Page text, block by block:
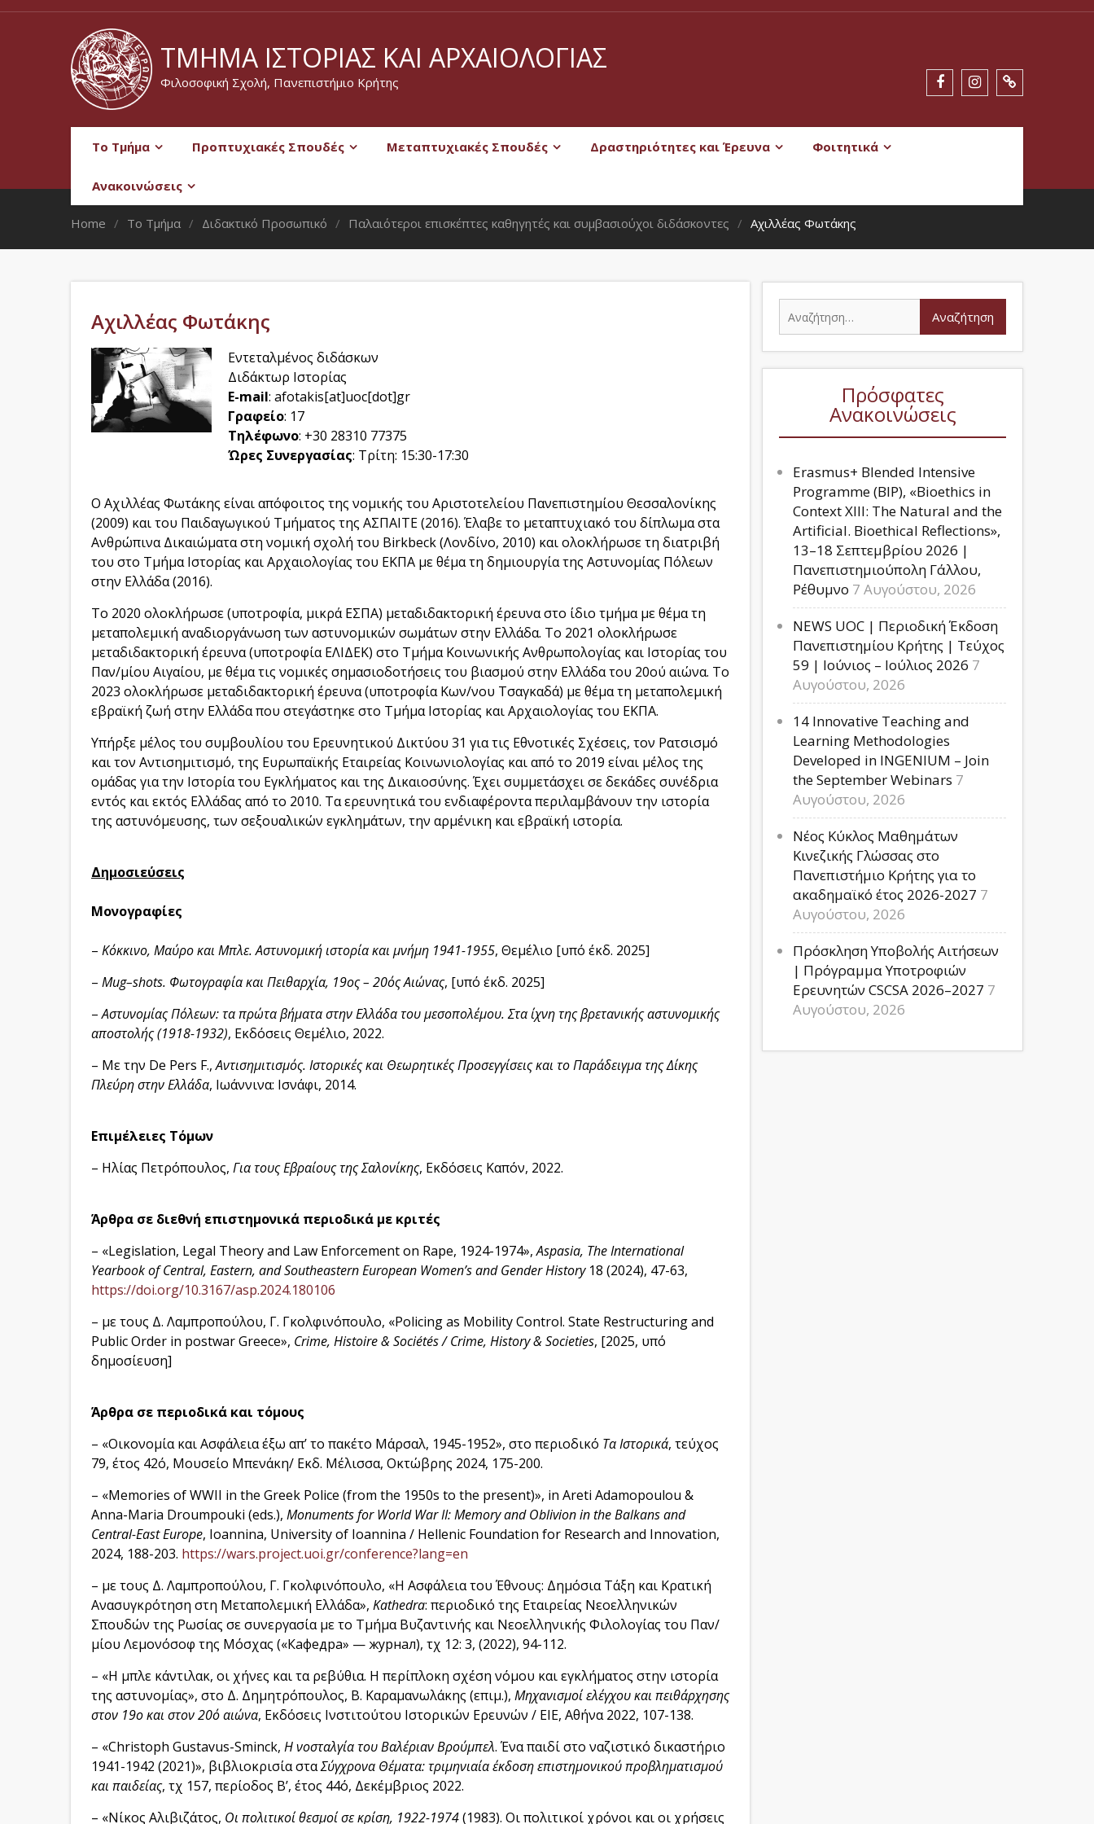
ΤΜΉΜΑ ΙΣΤΟΡΊΑΣ ΚΑΙ ΑΡΧΑΙΟΛΟΓΊΑΣ
Φιλοσοφική Σχολή, Πανεπιστήμιο Κρήτης
Το Τμήμα Προπτυχιακές Σπουδές Μεταπτυχιακές Σπουδές Δραστηριότητες και Έρευνα Φοιτητικά
Ανακοινώσεις
Home Το Τμήμα Διδακτικό Προσωπικό Παλαιότεροι επισκέπτες καθηγητές και συμβασιούχοι διδάσκοντες Αχιλλέας Φωτάκης
Αχιλλέας Φωτάκης
Εντεταλμένος διδάσκων
Διδάκτωρ Ιστορίας
E-mail: afotakis[at]uoc[dot]gr
Γραφείο: 17
Τηλέφωνο: +30 28310 77375
Ώρες Συνεργασίας: Τρίτη: 15:30-17:30
Ο Αχιλλέας Φωτάκης είναι απόφοιτος της νομικής του Αριστοτελείου Πανεπιστημίου Θεσσαλονίκης
(2009) και του Παιδαγωγικού Τμήματος της ΑΣΠΑΙΤΕ (2016). Έλαβε το μεταπτυχιακό του δίπλωμα στα
Ανθρώπινα Δικαιώματα στη νομική σχολή του Birkbeck (Λονδίνο, 2010) και ολοκλήρωσε τη διατριβή
του στο Τμήμα Ιστορίας και Αρχαιολογίας του ΕΚΠΑ με θέμα τη δημιουργία της Αστυνομίας Πόλεων
στην Ελλάδα (2016).
Το 2020 ολοκλήρωσε (υποτροφία, μικρά ΕΣΠΑ) μεταδιδακτορική έρευνα στο ίδιο τμήμα με θέμα τη
μεταπολεμική αναδιοργάνωση των αστυνομικών σωμάτων στην Ελλάδα. Το 2021 ολοκλήρωσε
μεταδιδακτορική έρευνα (υποτροφία ΕΛΙΔΕΚ) στο Τμήμα Κοινωνικής Ανθρωπολογίας και Ιστορίας του
Παν/μίου Αιγαίου, με θέμα τις νομικές σημασιοδοτήσεις του βιασμού στην Ελλάδα του 20ού αιώνα. Το
2023 ολοκλήρωσε μεταδιδακτορική έρευνα (υποτροφία Κων/νου Τσαγκαδά) με θέμα τη μεταπολεμική
εβραϊκή ζωή στην Ελλάδα που στεγάστηκε στο Τμήμα Ιστορίας και Αρχαιολογίας του ΕΚΠΑ.
Υπήρξε μέλος του συμβουλίου του Ερευνητικού Δικτύου 31 για τις Εθνοτικές Σχέσεις, τον Ρατσισμό
και τον Αντισημιτισμό, της Ευρωπαϊκής Εταιρείας Κοινωνιολογίας και από το 2019 είναι μέλος της
ομάδας για την Ιστορία του Εγκλήματος και της Δικαιοσύνης. Έχει συμμετάσχει σε δεκάδες συνέδρια
εντός και εκτός Ελλάδας από το 2010. Τα ερευνητικά του ενδιαφέροντα περιλαμβάνουν την ιστορία
της αστυνόμευσης, των σεξουαλικών εγκλημάτων, την αρμένικη και εβραϊκή ιστορία.
Δημοσιεύσεις
Μονογραφίες
– Κόκκινο, Μαύρο και Μπλε. Αστυνομική ιστορία και μνήμη 1941-1955, Θεμέλιο [υπό έκδ. 2025]
– Mug–shots. Φωτογραφία και Πειθαρχία, 19ος – 20ός Αιώνας, [υπό έκδ. 2025]
–Αστυνομίας Πόλεων: τα πρώτα βήματα στην Ελλάδα του μεσοπολέμου. Στα ίχνη της βρετανικής αστυνομικής
αποστολής (1918-1932), Εκδόσεις Θεμέλιο, 2022.
– Με την De Pers F.,Αντισημιτισμός. Ιστορικές και Θεωρητικές Προσεγγίσεις και το Παράδειγμα της Δίκης
Πλεύρη στην Ελλάδα, Ιωάννινα: Ισνάφι, 2014.
Επιμέλειες Τόμων
– Ηλίας Πετρόπουλος, Για τους Εβραίους της Σαλονίκης, Εκδόσεις Καπόν, 2022.
Άρθρα σε διεθνή επιστημονικά περιοδικά με κριτές
– «Legislation, Legal Theory and Law Enforcement on Rape, 1924-1974»,Aspasia, The International
Yearbook of Central, Eastern, and Southeastern European Women’s and Gender History18 (2024), 47-63,
https://doi.org/10.3167/asp.2024.180106
– με τους Δ. Λαμπροπούλου, Γ. Γκολφινόπουλο, «Policing as Mobility Control. State Restructuring and
Public Order in postwar Greece», Crime, Histoire & Sociétés / Crime, History & Societies, [2025, υπό
δημοσίευση]
Άρθρα σε περιοδικά και τόμους
– «Οικονομία και Ασφάλεια έξω απ’ το πακέτο Μάρσαλ, 1945-1952», στο περιοδικό Τα Ιστορικά, τεύχος
79, έτος 42ό, Μουσείο Μπενάκη/ Εκδ. Μέλισσα, Οκτώβρης 2024, 175-200.
– «Memories of WWII in the Greek Police (from the 1950s to the present)», in Areti Adamopoulou &
Anna-Maria Droumpouki (eds.), Monuments for World War II: Memory and Oblivion in the Balkans and
Central-East Europe, Ioannina, University of Ioannina / Hellenic Foundation for Research and Innovation,
2024, 188-203. https://wars.project.uoi.gr/conference?lang=en
– με τους Δ. Λαμπροπούλου, Γ. Γκολφινόπουλο, «Η Ασφάλεια του Έθνους: Δημόσια Τάξη και Κρατική
Ανασυγκρότηση στη Μεταπολεμική Ελλάδα», Kathedra: περιοδικό της Εταιρείας Νεοελληνικών
Σπουδών της Ρωσίας σε συνεργασία με το Τμήμα Βυζαντινής και Νεοελληνικής Φιλολογίας του Παν/
μίου Λεμονόσοφ της Μόσχας («Кафедра» — журнал), τχ 12: 3, (2022), 94-112.
– «Η μπλε κάντιλακ, οι χήνες και τα ρεβύθια. Η περίπλοκη σχέση νόμου και εγκλήματος στην ιστορία
της αστυνομίας», στο Δ. Δημητρόπουλος, Β. Καραμανωλάκης (επιμ.), Μηχανισμοί ελέγχου και πειθάρχησης
στον 19ο και στον 20ό αιώνα, Εκδόσεις Ινστιτούτου Ιστορικών Ερευνών / ΕΙΕ, Αθήνα 2022, 107-138.
– «Christoph Gustavus-Sminck, Η νοσταλγία του Βαλέριαν Βρούμπελ. Ένα παιδί στο ναζιστικό δικαστήριο
1941-1942 (2021)», βιβλιοκρισία σταΣύγχρονα Θέματα: τριμηνιαία έκδοση επιστημονικού προβληματισμού
και παιδείας, τχ 157, περίοδος Β’, έτος 44ό, Δεκέμβριος 2022.
– «Νίκος Αλιβιζάτος, Οι πολιτικοί θεσμοί σε κρίση, 1922-1974(1983). Οι πολιτικοί χρόνοι και οι χρήσεις
Πρόσφατες
Ανακοινώσεις
Erasmus+ Blended Intensive
Programme (BIP), «Bioethics in
Context XIII: The Natural and the
Artificial. Bioethical Reflections»,
13–18 Σεπτεμβρίου 2026 |
Πανεπιστημιούπολη Γάλλου,
Ρέθυμνο 7 Αυγούστου, 2026
NEWS UOC | Περιοδική Έκδοση
Πανεπιστημίου Κρήτης | Τεύχος
59 | Ιούνιος – Ιούλιος 2026 7
Αυγούστου, 2026
14 Innovative Teaching and
Learning Methodologies
Developed in INGENIUM – Join
the September Webinars 7
Αυγούστου, 2026
Νέος Κύκλος Μαθημάτων
Κινεζικής Γλώσσας στο
Πανεπιστήμιο Κρήτης για το
ακαδημαϊκό έτος 2026-2027 7
Αυγούστου, 2026
Πρόσκληση Υποβολής Αιτήσεων
| Πρόγραμμα Υποτροφιών
Ερευνητών CSCSA 2026–2027 7
Αυγούστου, 2026